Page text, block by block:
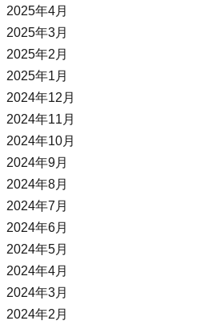
2025年4月
2025年3月
2025年2月
2025年1月
2024年12月
2024年11月
2024年10月
2024年9月
2024年8月
2024年7月
2024年6月
2024年5月
2024年4月
2024年3月
2024年2月